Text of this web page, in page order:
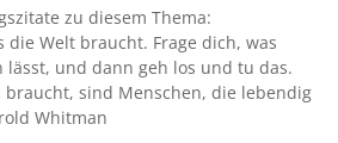
zu diesem Thema:
die Welt braucht. Frage dich, was
und dann geh los und tu das.
braucht, sind Menschen, die lebendig
Whitman